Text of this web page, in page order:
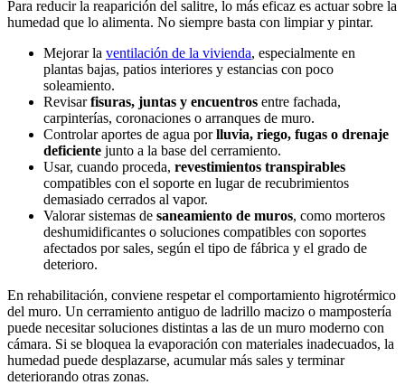
Para reducir la reaparición del salitre, lo más eficaz es actuar sobre la
humedad que lo alimenta. No siempre basta con limpiar y pintar.
Mejorar la ventilación de la vivienda, especialmente en
plantas bajas, patios interiores y estancias con poco
soleamiento.
Revisarfisuras, juntas y encuentros entre fachada,
carpinterías, coronaciones o arranques de muro.
Controlar aportes de agua porlluvia, riego, fugas o drenaje
deficiente junto a la base del cerramiento.
Usar, cuando proceda, revestimientos transpirables
compatibles con el soporte en lugar de recubrimientos
demasiado cerrados al vapor.
Valorar sistemas de saneamiento de muros, como morteros
deshumidificantes o soluciones compatibles con soportes
afectados por sales, según el tipo de fábrica y el grado de
deterioro.
En rehabilitación, conviene respetar el comportamiento higrotérmico
del muro. Un cerramiento antiguo de ladrillo macizo o mampostería
puede necesitar soluciones distintas a las de un muro moderno con
cámara. Si se bloquea la evaporación con materiales inadecuados, la
humedad puede desplazarse, acumular más sales y terminar
deteriorando otras zonas.